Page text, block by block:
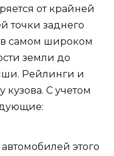
от крайней
точки заднего
самом широком
земли до
Рейлинги и
кузова. С учетом
этого